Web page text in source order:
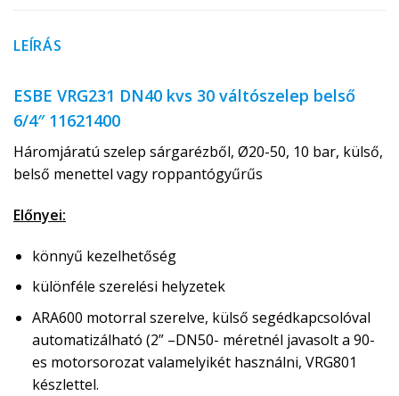
LEÍRÁS
ESBE VRG231 DN40 kvs 30 váltószelep belső
6/4″ 11621400
Háromjáratú szelep sárgarézből, Ø20-50, 10 bar, külső,
belső menettel vagy roppantógyűrűs
Előnyei:
könnyű kezelhetőség
különféle szerelési helyzetek
ARA600 motorral szerelve, külső segédkapcsolóval
automatizálható (2” –DN50- méretnél javasolt a 90-
es motorsorozat valamelyikét használni, VRG801
készlettel.